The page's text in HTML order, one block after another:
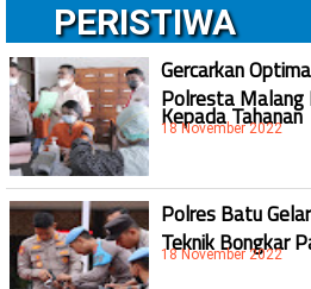
PERISTIWA
Gercarkan
Polresta Malang
Kepada Tahanan
18 November 2022
Polres Batu
Teknik Bongkar
18 November 2022